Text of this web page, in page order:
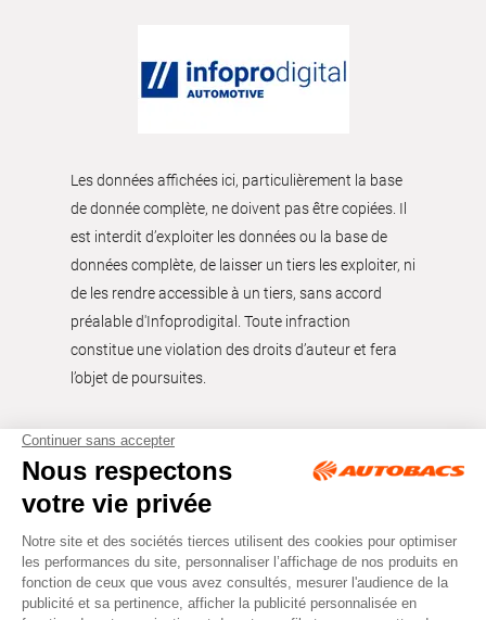
Les données affichées ici, particulièrement la base
de donnée complète, ne doivent pas être copiées. Il
est interdit d’exploiter les données ou la base de
données complète, de laisser un tiers les exploiter, ni
de les rendre accessible à un tiers, sans accord
préalable d'Infoprodigital. Toute infraction
constitue une violation des droits d’auteur et fera
l’objet de poursuites.
Tous droits réservés © Autobacs